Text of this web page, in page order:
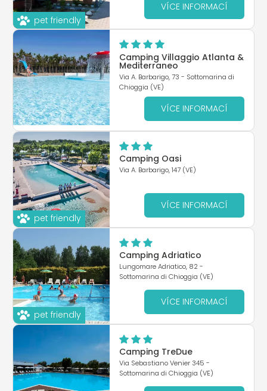
pet friendly
VÍCE INFORMACÍ
Camping Villaggio Atlanta &
Mediterraneo
Via A. Barbarigo, 73 - Sottomarina di
Chioggia (VE)
VÍCE INFORMACÍ
pet friendly
Camping Oasi
Via A. Barbarigo, 147 (VE)
VÍCE INFORMACÍ
pet friendly
Camping Adriatico
Lungomare Adriatico, 82 -
Sottomarina di Chioggia (VE)
VÍCE INFORMACÍ
Camping TreDue
Via Sebastiano Venier 345 -
Sottomarina di Chioggia (VE)